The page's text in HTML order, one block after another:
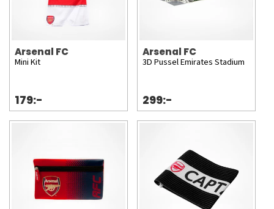
Arsenal FC
Mini Kit
179:-
Arsenal FC
3D Pussel Emirates Stadium
299:-